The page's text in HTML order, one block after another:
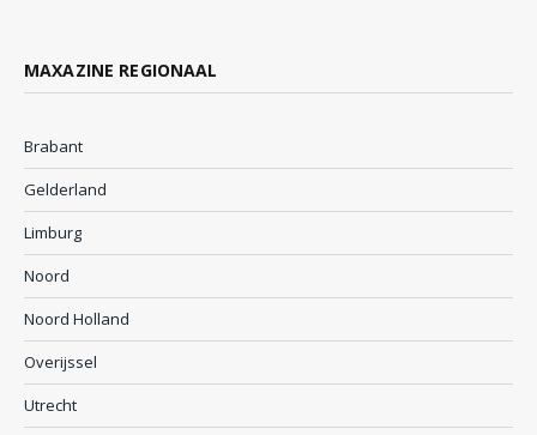
MAXAZINE REGIONAAL
Brabant
Gelderland
Limburg
Noord
Noord Holland
Overijssel
Utrecht